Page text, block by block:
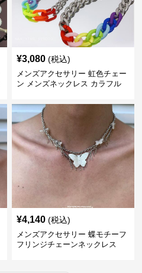
¥3,080 (税込)
メンズアクセサリー 虹色チェー
ン メンズネックレス カラフル
¥4,140 (税込)
メンズアクセサリー 蝶モチーフ
フリンジチェーンネックレス